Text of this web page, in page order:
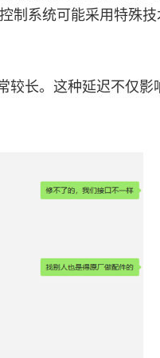
制系统可能采用特殊
较长。这种延迟不仅影